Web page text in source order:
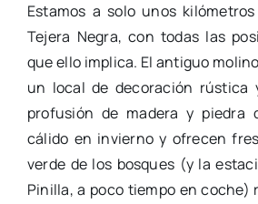
Estamos a solo unos
Tejera Negra, con todas las
que ello implica. El antiguo
un local de decoración rústica
profusión de madera y piedra
cálido en invierno y ofrecen
verde de los bosques (y la
Pinilla, a poco tiempo en coche)